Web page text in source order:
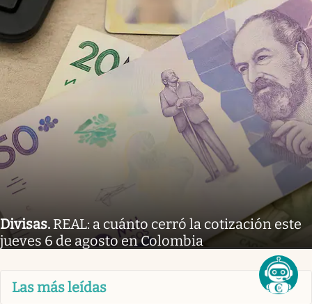
Divisas. REAL: a cuánto cerró la cotización este
jueves 6 de agosto en Colombia
Las más leídas